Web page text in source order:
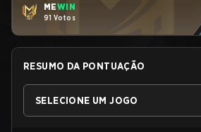
MEWIN
91 Votos
RESUMO DA PONTUAÇÃO
SELECIONE UM JOGO